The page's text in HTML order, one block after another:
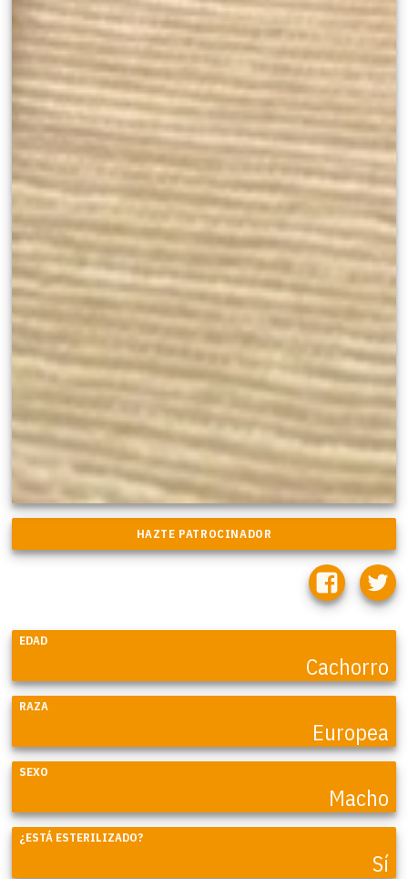
EDAD
Cachorro
RAZA
Europea
SEXO
Macho
¿ESTÁ ESTERILIZADO?
Sí